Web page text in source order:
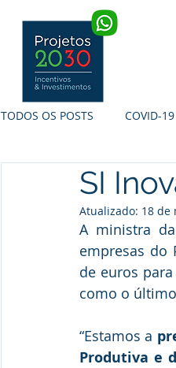
TODOS OS POSTS COVID-19
SI INTERNACIONALIZAÇÃO
SI
Atualizado: 18 de
A ministra
empresas do
de euros
como o
“Estamos a
Produtiva e